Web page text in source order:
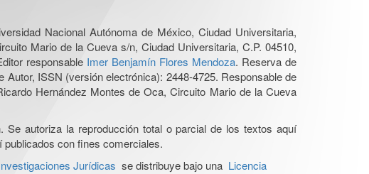
Nacional Autónoma de México, Ciudad Universitaria,
Mario de la Cueva s/n, Ciudad Universitaria, C.P. 04510,
responsable Imer Benjamín Flores Mendoza. Reserva de
ISSN (versión electrónica): 2448-4725. Responsable de
Hernández Montes de Oca, Circuito Mario de la Cueva
Se autoriza la reproducción total o parcial de los textos aquí
con fines comerciales.
Jurídicas se distribuye bajo una Licencia